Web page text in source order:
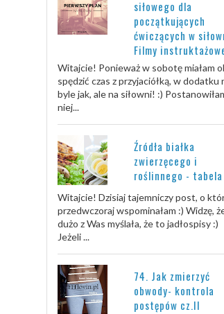
siłowego dla
początkujących
ćwiczących w
Filmy
Witajcie! Ponieważ w sobotę miałam
spędzić czas z przyjaciółką, w dodatku
byle jak, ale na siłowni! :)
niej...
Źródła białka
zwierzęcego i
roślinnego - tabela
Witajcie! Dzisiaj tajemniczy post, o
przedwczoraj wspominałam :) Widzę,
dużo z Was myślała, że to jadłospisy :)
Jeżeli ...
74. Jak zmierzyć
obwody- kontrola
postępów cz.II